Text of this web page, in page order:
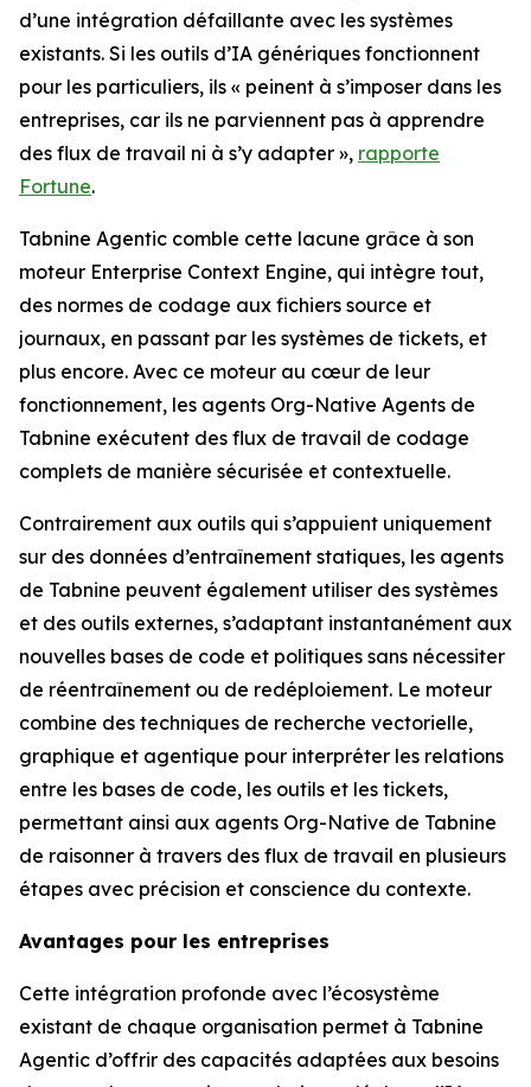
d’une intégration défaillante avec les systèmes
existants. Si les outils d’IA génériques fonctionnent
pour les particuliers, ils « peinent à s’imposer dans les
entreprises, car ils ne parviennent pas à apprendre
des flux de travail ni à s’y adapter », rapporte
Fortune.
Tabnine Agentic comble cette lacune grâce à son
moteur Enterprise Context Engine, qui intègre tout,
des normes de codage aux fichiers source et
journaux, en passant par les systèmes de tickets, et
plus encore. Avec ce moteur au cœur de leur
fonctionnement, les agents Org-Native Agents de
Tabnine exécutent des flux de travail de codage
complets de manière sécurisée et contextuelle.
Contrairement aux outils qui s’appuient uniquement
sur des données d’entraînement statiques, les agents
de Tabnine peuvent également utiliser des systèmes
et des outils externes, s’adaptant instantanément aux
nouvelles bases de code et politiques sans nécessiter
de réentraînement ou de redéploiement. Le moteur
combine des techniques de recherche vectorielle,
graphique et agentique pour interpréter les relations
entre les bases de code, les outils et les tickets,
permettant ainsi aux agents Org-Native de Tabnine
de raisonner à travers des flux de travail en plusieurs
étapes avec précision et conscience du contexte.
Avantages pour les entreprises
Cette intégration profonde avec l’écosystème
existant de chaque organisation permet à Tabnine
Agentic d’offrir des capacités adaptées aux besoins